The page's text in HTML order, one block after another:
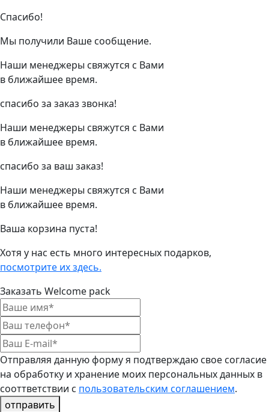
Спасибо!
Мы получили Ваше сообщение.
Наши менеджеры свяжутся с Вами
в ближайшее время.
спасибо за заказ звонка!
Наши менеджеры свяжутся с Вами
в ближайшее время.
спасибо за ваш заказ!
Наши менеджеры свяжутся с Вами
в ближайшее время.
Ваша корзина пуста!
Хотя у нас есть много интересных подарков,
посмотрите их здесь.
Заказать Welcome pack
Отправляя данную форму я подтверждаю свое согласие
на обработку и хранение моих персональных данных в
сооттветствии с пользовательским соглашением.
отправить